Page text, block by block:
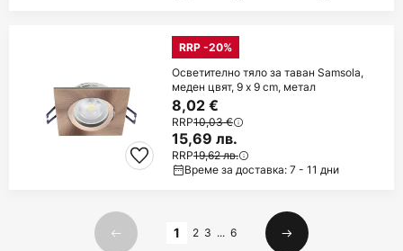
RRP -20%
Осветително тяло за таван Samsola,
меден цвят, 9 x 9 cm, метал
8,02 €
RRP10,03 €
15,69 лв.
RRP19,62 лв.
Време за доставка: 7 - 11 дни
Предишна
1 2 3 ... 6
Следваща